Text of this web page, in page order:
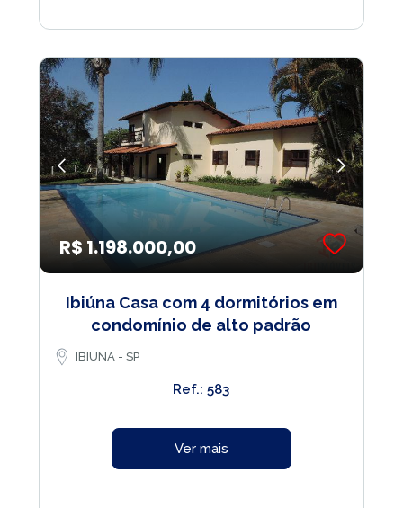
R$ 1.198.000,00
Ibiúna Casa com 4 dormitórios em
condomínio de alto padrão
IBIUNA - SP
Ref.: 583
Ver mais